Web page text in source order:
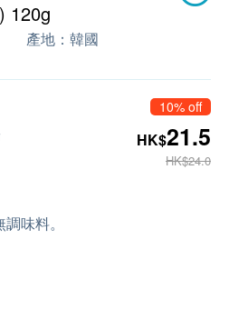
120g
產地： 韓國
10% off
HK$21.5
HK$24.0
味料。